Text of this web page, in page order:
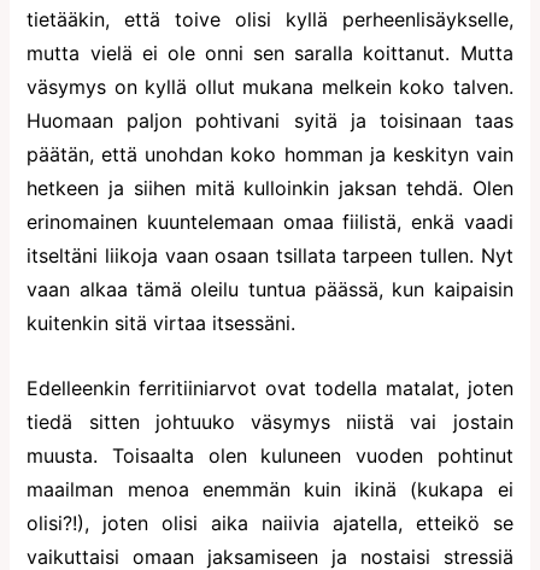
tietääkin, että toive olisi kyllä perheenlisäykselle,
mutta vielä ei ole onni sen saralla koittanut. Mutta
väsymys on kyllä ollut mukana melkein koko talven.
Huomaan paljon pohtivani syitä ja toisinaan taas
päätän, että unohdan koko homman ja keskityn vain
hetkeen ja siihen mitä kulloinkin jaksan tehdä. Olen
erinomainen kuuntelemaan omaa fiilistä, enkä vaadi
itseltäni liikoja vaan osaan tsillata tarpeen tullen. Nyt
vaan alkaa tämä oleilu tuntua päässä, kun kaipaisin
kuitenkin sitä virtaa itsessäni.
Edelleenkin ferritiiniarvot ovat todella matalat, joten
tiedä sitten johtuuko väsymys niistä vai jostain
muusta. Toisaalta olen kuluneen vuoden pohtinut
maailman menoa enemmän kuin ikinä (kukapa ei
olisi?!), joten olisi aika naiivia ajatella, etteikö se
vaikuttaisi omaan jaksamiseen ja nostaisi stressiä